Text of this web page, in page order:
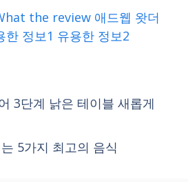
the review 애드웹 왓더
한 정보1 유용한 정보2
3단계 낡은 테이블 새롭게
5가지 최고의 음식